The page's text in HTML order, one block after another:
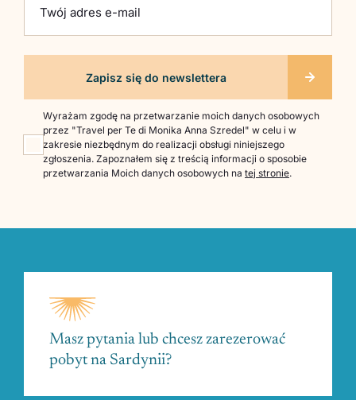
Twój adres e-mail
Wyrażam zgodę na przetwarzanie moich danych osobowych
przez "Travel per Te di Monika Anna Szredel" w celu i w
zakresie niezbędnym do realizacji obsługi niniejszego
zgłoszenia. Zapoznałem się z treścią informacji o sposobie
przetwarzania Moich danych osobowych na tej stronie.
Masz pytania lub chcesz zarezerować
pobyt na Sardynii?